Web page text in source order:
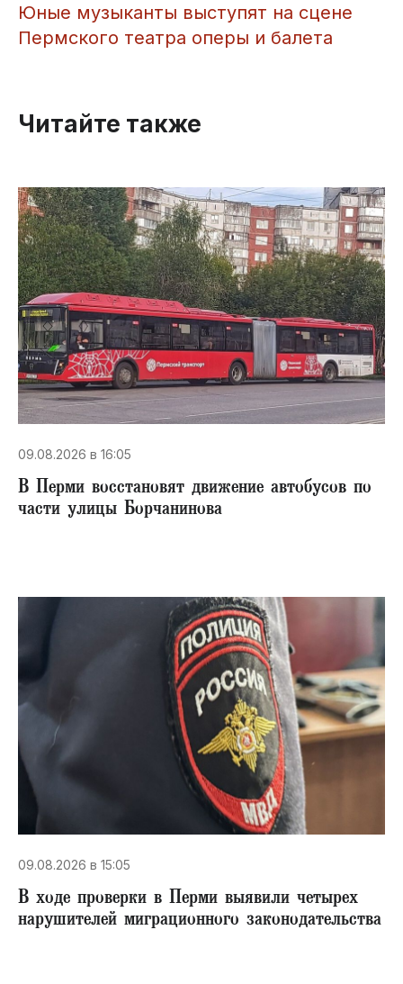
Юные музыканты выступят на сцене
Пермского театра оперы и балета
Читайте также
09.08.2026 в 16:05
В Перми восстановят движение автобусов по
части улицы Борчанинова
09.08.2026 в 15:05
В ходе проверки в Перми выявили четырех
нарушителей миграционного законодательства